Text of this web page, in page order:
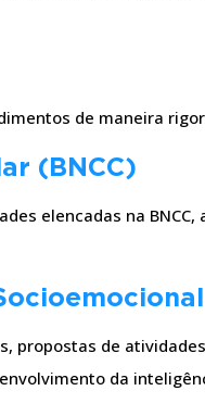
de maneira
(BNCC)
elencadas na
propostas de
da